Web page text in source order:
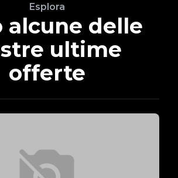
Esplora
alcune delle
ultime
offerte